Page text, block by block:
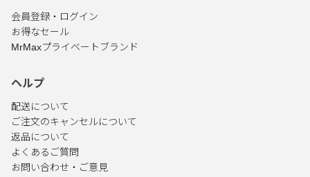
会員登録・ログイン
お得なセール
MrMaxプライベートブランド
ヘルプ
配送について
ご注文のキャンセルについて
返品について
よくあるご質問
お問い合わせ・ご意見